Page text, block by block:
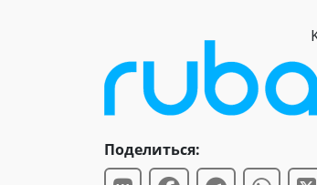
Статьи
Поделиться: